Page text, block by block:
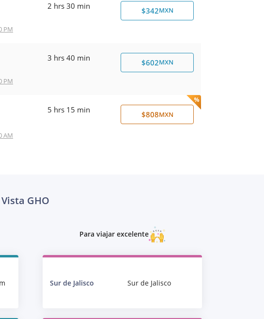
PM
2 hrs 30 min $342MXN
PM
3 hrs 40 min $602MXN
AM
5 hrs 15 min $808MXN
GHO
Para viajar excelente
Sur de Jalisco Sur de Jalisco